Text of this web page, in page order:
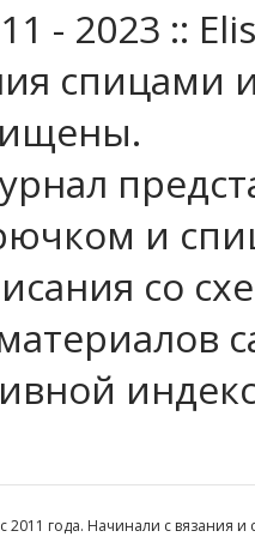
- 2023 ::
спицами
и
со
года. Начинали с вязания